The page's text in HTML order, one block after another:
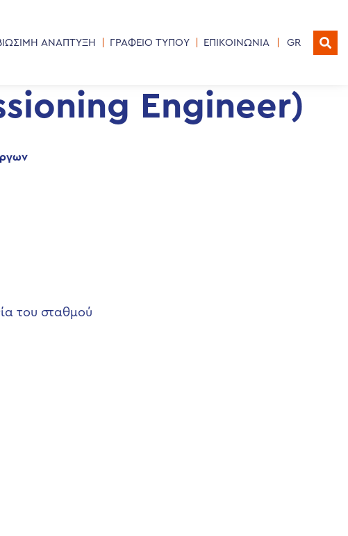
ΑΝΑΠΤΥΞΗ ΓΡΑΦΕΙΟ ΤΥΠΟΥ ΕΠΙΚΟΙΝΩΝΙΑ GR
Engineer)
του σταθμού